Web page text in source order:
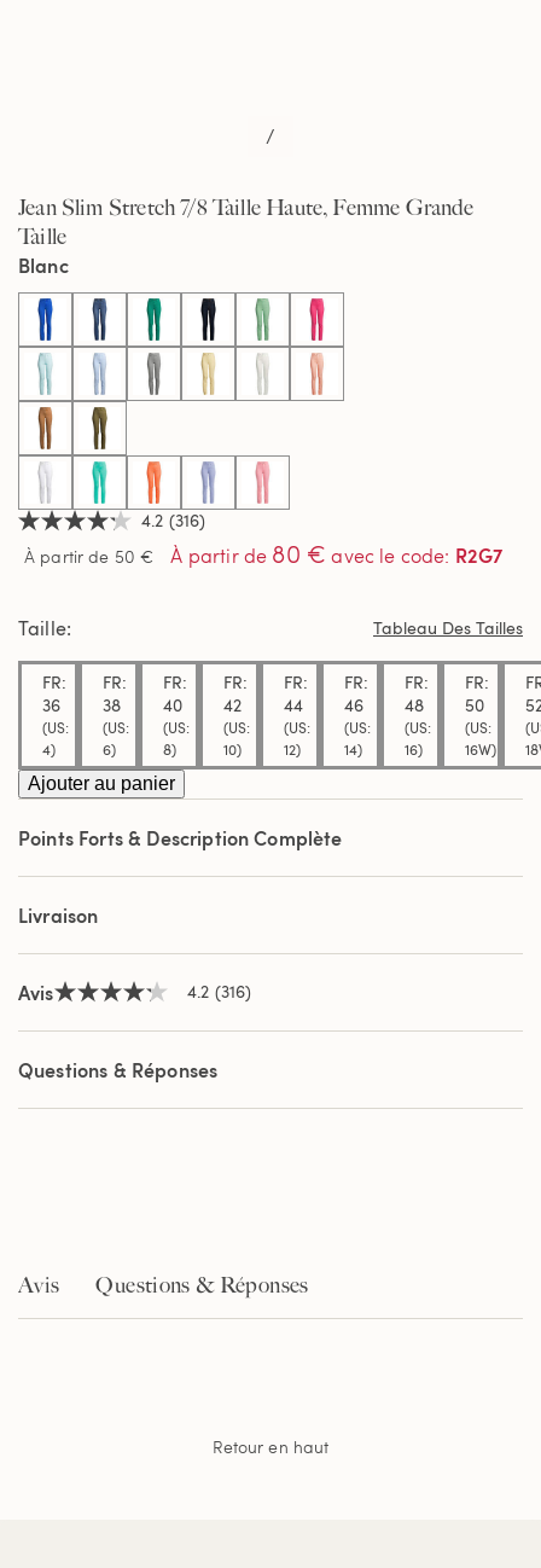
/
Jean Slim Stretch 7/8 Taille Haute, Femme Grande
Taille
4.2
étoiles
sur
de
note
moyenne.
Read
316
Reviews.
Lien
sur
la
page.
4.2 (316)
À partir de 50 €
À partir de 80 € avec le code: R2G7
Blanc
selected
Taille Tableau Des Tailles
FR:
36
(US:
4)
FR:
38
(US:
6)
FR:
40
(US:
8)
FR:
42
(US:
10)
FR:
44
(US:
12)
FR:
46
(US:
14)
FR:
48
(US:
16)
FR:
50
(US:
16W)
Ajouter au panier
Points Forts & Description Complète
Livraison
Avis4.2
sur
5,
valeur
la
même
4.2 (316)
Questions & Réponses
Avis Questions & Réponses
Retour en haut